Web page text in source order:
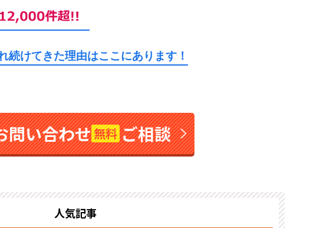
続けてきた理由はここにあります！
問い合わせ無料 ご相談
人気記事